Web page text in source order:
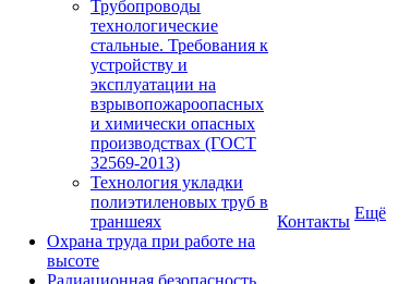
Трубопроводы
технологические
стальные. Требования к
устройству и
эксплуатации на
взрывопожароопасных
и химически опасных
производствах (ГОСТ
32569-2013)
Технология укладки
полиэтиленовых труб в
траншеях
Охрана труда при работе на
высоте
Радиационная безопасность
Контакты Ещё